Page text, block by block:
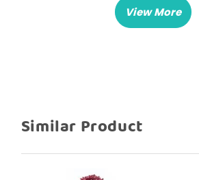
Panjang keseluruhan 78 cm
Lebar bunga 10 cm
Similar Product